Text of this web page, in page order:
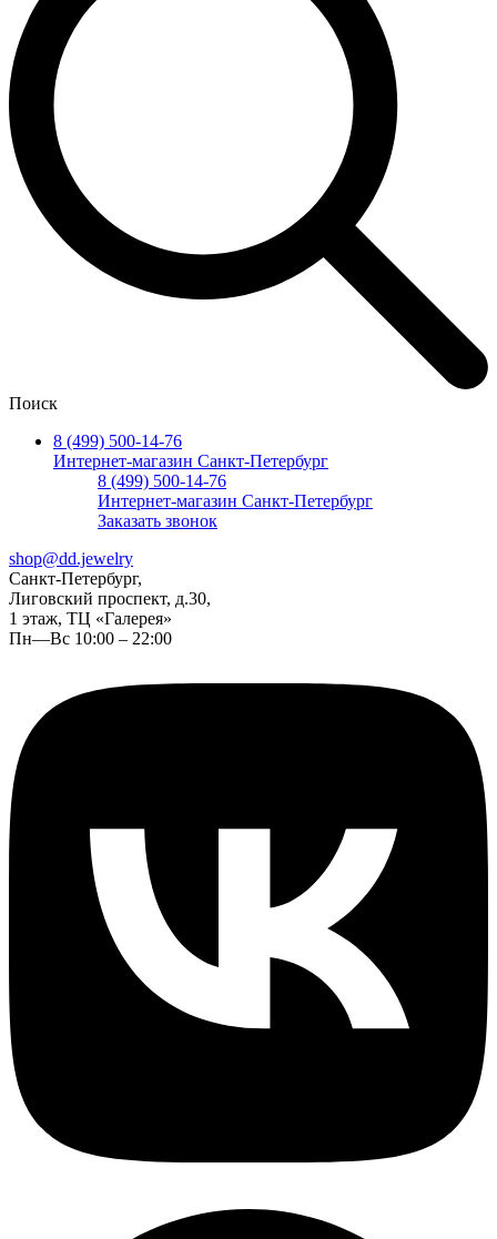
Поиск
8 (499) 500-14-76
Интернет-магазин Санкт-Петербург
8 (499) 500-14-76
Интернет-магазин Санкт-Петербург
Заказать звонок
shop@dd.jewelry
Санкт-Петербург,
Лиговский проспект, д.30,
1 этаж, ТЦ «Галерея»
Пн—Вс 10:00 – 22:00